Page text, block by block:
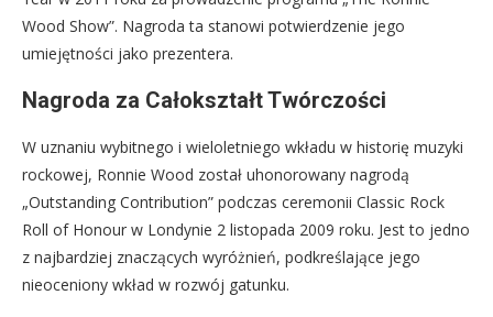
Wood Show”. Nagroda ta stanowi potwierdzenie jego
umiejętności jako prezentera.
Nagroda za Całokształt Twórczości
W uznaniu wybitnego i wieloletniego wkładu w historię muzyki
rockowej, Ronnie Wood został uhonorowany nagrodą
„Outstanding Contribution” podczas ceremonii Classic Rock
Roll of Honour w Londynie 2 listopada 2009 roku. Jest to jedno
z najbardziej znaczących wyróżnień, podkreślające jego
nieoceniony wkład w rozwój gatunku.